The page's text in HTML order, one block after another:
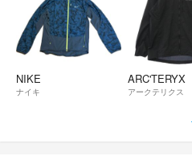
NIKE
ナイキ
ARC'TERYX
アークテリクス